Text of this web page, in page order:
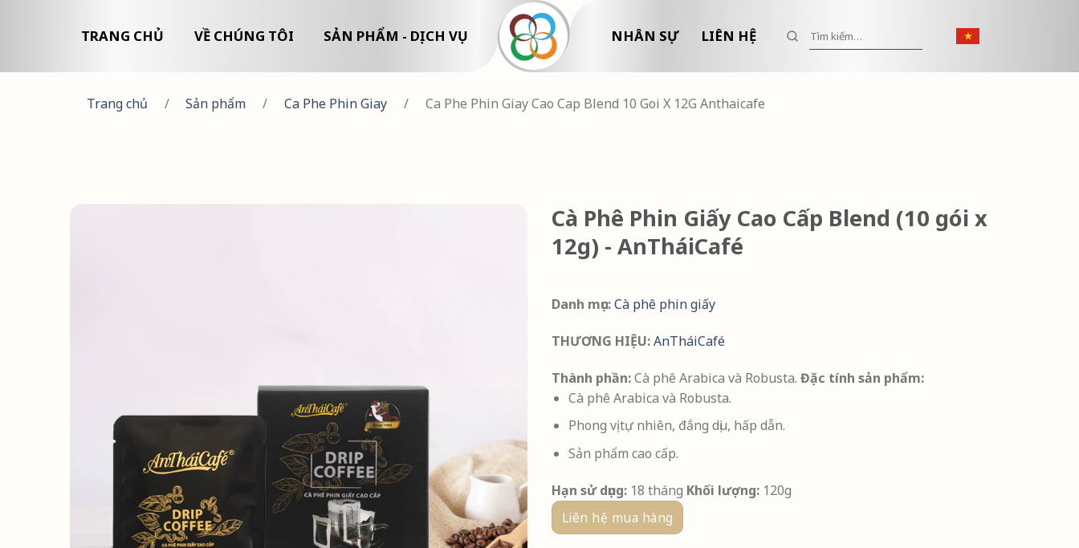
TRANG CHỦ VỀ CHÚNG TÔI SẢN PHẨM - DỊCH VỤ NHÂN SỰ LIÊN HỆ Tìm kiếm:
Trang chủ / Sản phẩm / Ca Phe Phin Giay / Ca Phe Phin Giay Cao Cap Blend 10 Goi X 12G Anthaicafe
Cà Phê Phin Giấy Cao Cấp Blend (10 gói x
12g) - AnTháiCafé
Danh mục:Cà phê phin giấy
THƯƠNG HIỆU:AnTháiCafé
Thành phần:Cà phê Arabica và Robusta. Đặc tính sản phẩm:
Cà phê Arabica và Robusta.
Phong vị tự nhiên, đắng dịu, hấp dẫn.
Sản phẩm cao cấp.
Hạn sử dụng: 18 tháng Khối lượng: 120g
Liên hệ mua hàng